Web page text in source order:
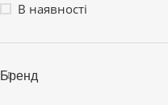
В наявності
Бренд